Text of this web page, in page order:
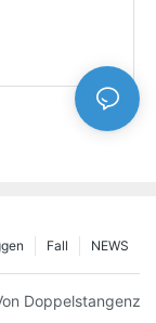
NEWS
Fall
Es & Gemeinsame